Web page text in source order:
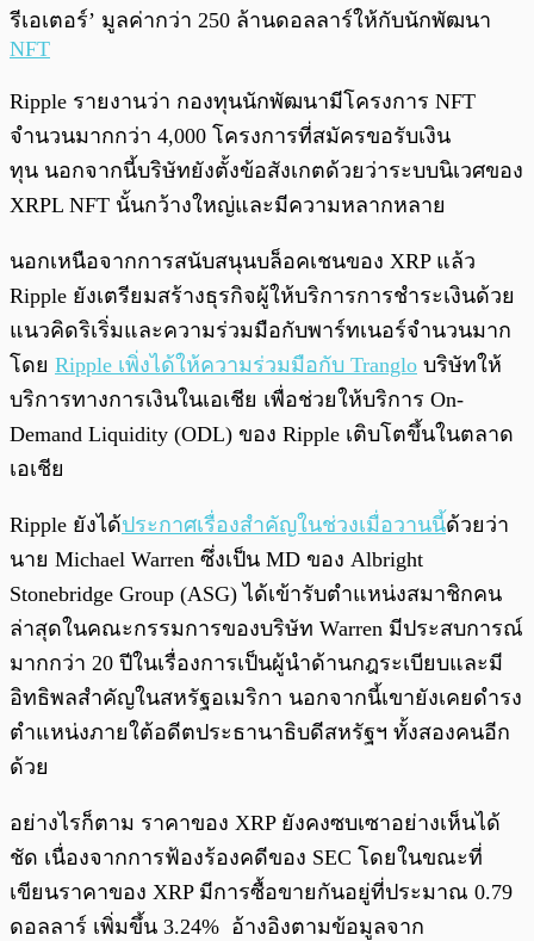
รีเอเตอร์’ มูลค่ากว่า 250 ล้านดอลลาร์ให้กับนักพัฒนา
NFT
Ripple รายงานว่า กองทุนนักพัฒนามีโครงการ NFT
จำนวนมากกว่า 4,000 โครงการที่สมัครขอรับเงิน
ทุน นอกจากนี้บริษัทยังตั้งข้อสังเกตด้วยว่าระบบนิเวศของ
XRPL NFT นั้นกว้างใหญ่และมีความหลากหลาย
นอกเหนือจากการสนับสนุนบล็อคเชนของ XRP แล้ว
Ripple ยังเตรียมสร้างธุรกิจผู้ให้บริการการชำระเงินด้วย
แนวคิดริเริ่มและความร่วมมือกับพาร์ทเนอร์จำนวนมาก
โดย Ripple เพิ่งได้ให้ความร่วมมือกับ Tranglo บริษัทให้
บริการทางการเงินในเอเชีย เพื่อช่วยให้บริการ On-
Demand Liquidity (ODL) ของ Ripple เติบโตขึ้นในตลาด
เอเชีย
Ripple ยังได้ประกาศเรื่องสำคัญในช่วงเมื่อวานนี้ด้วยว่า
นาย Michael Warren ซึ่งเป็น MD ของ Albright
Stonebridge Group (ASG) ได้เข้ารับตำแหน่งสมาชิกคน
ล่าสุดในคณะกรรมการของบริษัท Warren มีประสบการณ์
มากกว่า 20 ปีในเรื่องการเป็นผู้นำด้านกฎระเบียบและมี
อิทธิพลสำคัญในสหรัฐอเมริกา นอกจากนี้เขายังเคยดำรง
ตำแหน่งภายใต้อดีตประธานาธิบดีสหรัฐฯ ทั้งสองคนอีก
ด้วย
อย่างไรก็ตาม ราคาของ XRP ยังคงซบเซาอย่างเห็นได้
ชัด เนื่องจากการฟ้องร้องคดีของ SEC โดยในขณะที่
เขียนราคาของ XRP มีการซื้อขายกันอยู่ที่ประมาณ 0.79
ดอลลาร์ เพิ่มขึ้น 3.24% อ้างอิงตามข้อมูลจาก